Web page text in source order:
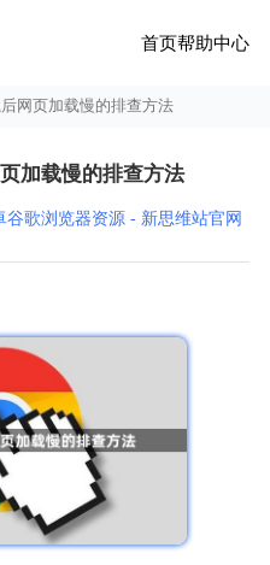
首页帮助中心
网页加载慢的排查方法
加载慢的排查方法
谷歌浏览器资源 - 新思维站官网